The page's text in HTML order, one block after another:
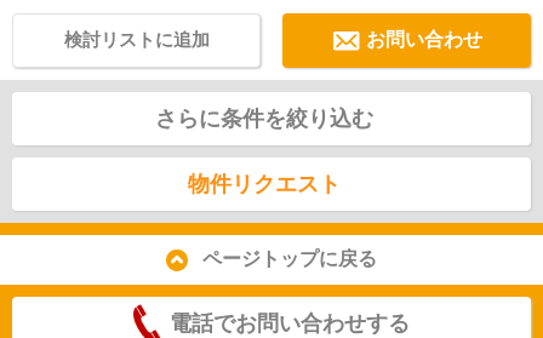
お問い合わせ
検討リストに追加
さらに条件を絞り込む
物件リクエスト
ページトップに戻る
電話でお問い合わせする